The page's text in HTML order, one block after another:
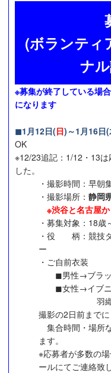
(ボランティ
ナ
※募集が終了している場
になります
◼1月12日(日)～1月16日(
OK
※12/23追記：1/12・13
した。
・撮影時間：早朝
・撮影場所： 静岡
※渋谷と名古屋
・募集対象：18歳
・役 柄：競技ダ
ー
・ご自前衣装
◼︎男性→ブラ
◼︎女性→イブ
羽織物（
撮影の2日前までに
集合時間・場所
ます。
※応募者が多数の
ールにてご連絡致